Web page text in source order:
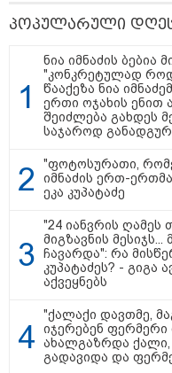
მკითხველის რჩევით
13:25 / 10-08-2026
გოლის აღნიშვნისას
ფეხბურთელი გვირაბში
ჩავარდა - გოლი
თამაშგარეს გამო
გაუქმდა, ფეხბურთელმა
კი ტრავმა მიიღო
პოპულარული
ნია იმნაძის ბებია
"კონკრეტულად
წააქეზა ნია
ერთი ოჯახის ენით
შეიძლება გახდეს
საჯაროდ
"ფოტოსურათი,
იმნაძის ერთ-
ეკა კუპატაძე
"24 იანვრის ღამეს
მიგზავნის
ჩავარდა": რა
კუპატაძეს? - გიგა
აქვეყნებს
"ქალაქი დავთმე,
იჯერებენ
ახალგაზრდა
გადავიდა და